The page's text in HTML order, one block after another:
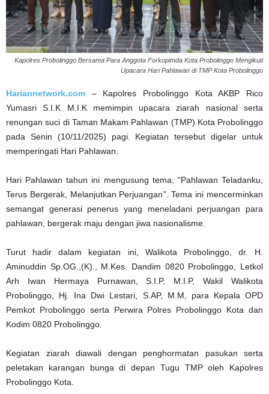
Kapolres Probolinggo Bersama Para Anggota Forkopimda Kota Probolinggo Mengikuti
Upacara Hari Pahlawan di TMP Kota Probolinggo
Hariannetwork.com – Kapolres Probolinggo Kota AKBP Rico
Yumasri S.I.K M.I.K memimpin upacara ziarah nasional serta
renungan suci di Taman Makam Pahlawan (TMP) Kota Probolinggo
pada Senin (10/11/2025) pagi. Kegiatan tersebut digelar untuk
memperingati Hari Pahlawan.
Hari Pahlawan tahun ini mengusung tema, “Pahlawan Teladanku,
Terus Bergerak, Melanjutkan Perjuangan”. Tema ini mencerminkan
semangat generasi penerus yang meneladani perjuangan para
pahlawan, bergerak maju dengan jiwa nasionalisme.
Turut hadir dalam kegiatan ini, Walikota Probolinggo, dr. H.
Aminuddin Sp.OG.,(K)., M.Kes. Dandim 0820 Probolinggo, Letkol
Arh Iwan Hermaya Purnawan, S.I.P, M.I.P, Wakil Walikota
Probolinggo, Hj. Ina Dwi Lestari, S.AP, M.M, para Kepala OPD
Pemkot Probolinggo serta Perwira Polres Probolinggo Kota dan
Kodim 0820 Probolinggo.
Kegiatan ziarah diawali dengan penghormatan pasukan serta
peletakan karangan bunga di depan Tugu TMP oleh Kapolres
Probolinggo Kota.